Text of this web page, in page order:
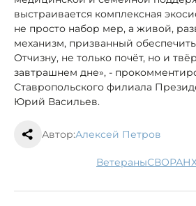
выстраивается комплексная
не просто набор мер, а живой,
механизм, призванный
Отчизну, не только почёт, но и
завтрашнем дне», -
Ставропольского филиала
Юрий Васильев.
Автор:Алексей Петров
ветераны СВО